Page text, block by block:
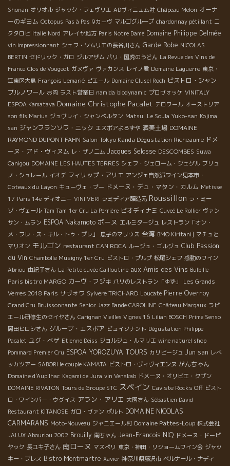
Shonan オリオル ジャック・フェヴリエ ADヴィニュム社 Châpeau Melon オーナ
ーのギヨム Octopus Pas à Pas 9カーヴ マルゴグループ chardonnay pétillant ニ
クタロピ Italie Nord アレイヤ地方 Paris Notre Dame Domaine Philippe Delmée
vin impressionnant シェフ・ソムリエの長谷川さん Garde Robe NICOLAS
BERTIN セドリック・ガロ ジルアザム パリ・国虎のうどん La Revue des Vins de
France Clos de Vougeot ガヌヴァ ヴァカンス レイノ君 Domaine Laguerre 東京・
江東区大島 François Lemarié ピエール Domaine Clusel Roch ビストロ・シャン
ブルノワール お肉 ラスト営業日 namida biodynamic プロヴォッケ VINITALY
ESPOA Kamataya Domaine Christophe Pacalet テロワール オーストリア
son fils Marius ジュヴレイ・シャンベルタン Matsui Le Soula Yuko-san Kojima
san ジャンフランソワ・ニック エスポアよろずや 酒美土場 DOMAINE
RAYMOND DUPONT FAHN Salon Tokyo Kanda Dégustation Richeaume ドメ
ーヌ・アド・ヴィヌム レ・ザノ二ム Jacques Selosse DESCOMBES Suwa
Canigou DOMAINE LES HAUTES TERRES シェフ・ジェローム・ジェグル ブリュ
ノ・シュレール イオデ フィリップ・アリエ アンジェ自然派ワイン見本市・
Coteaux du Layon キューヴェ・ブー ドメーヌ・デュ・マタン・カルム Metisse
17 Paris 14e ディオニー VINI VERI ラミディア醸造元 Roussillon ラ・ミー
ゾ・ヴェール Tam Tam 1er Cru La Perrière ビオディナミ Cuveé Le Rollier ヴァン
サン・ムラン ESPOA Nakamoto ボーヌ エルミタージュ レストラン「オン・
メ・フレ・ス・キル・トゥ・プレ」
息子のマリウス 台湾 BMO Kiritani] マチュと
マリオン モルゴン restaurant CAN ROCA ルージュ・ゴルジュ Club Passion
du Vin Chambolle Musigny 1er Cru ビストロ・プルプ 松尾シェフ 感動のワイン
Abriou 由紀子さん La Petite cuvée Cailloutine aux Amis des Vins Bulbille
Paris bistro MARGO カーヴ・フジキ パリのレストラン「ゆず」
Les Grands
Verres 2018 Paris サヴォワ Sylvere TRICHARD Loucate Pierre Overnoy
Grand Cru Bruissonnante Senior Jazz Bande CAROLINE Château Margaux ラピ
エール研修生のセイヤさん Carignan Vieilles Vignes 16 Lilian BOSCH Prime Senso
岡田ヒロシさん グループ・エスポア ビュイソナント Dégustation Philippe
Pacalet ユグ・べゲ Etienne Deiss ジョルジュ・ルマリエ wine naturel shop
Pommard Premier Cru ESPOA YOROZUYA TOURS カリピージュ Jun san レベ
ッカツアー SABORI le couple KAMATA ビストロ・ヴィヴィエンヌ がんちゃん
Domaine d'Aupilhac Kagami de Jura vin Venskab ドメーヌ・オリビエ・クザン
DOMAINE RIVATON Tours de Groupe STC スペイン Caviste Rocks Off ビスト
ロ・ワインバー・ウグイス アラン・アリエ 大園さん Sébastien David
Restaurant KITANOSE ガロ・ヴァン ポルト DOMAINE NICOLAS
CARMARANS Moto-Nouveau ジャニエール村 Domaine Pattes-Loup 株式会社
JALUX Abouriou 2002 Brouilly 南ちゃん Jean-Francois NIQ ドメーヌ・ドーピ
ヤック 長ユキ子さん 南ローヌ マスぺリ 東京・神田・リショームワイン会 ジャッ
キー・プレス Bistro Montmartre Xavier 神奈川県藤沢市 ベルナール・ナディ